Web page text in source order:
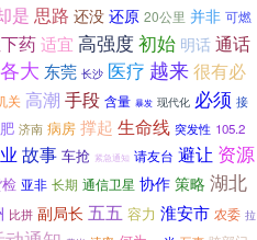
是 思路 还没 还原 20公里 并非 可燃
药适宜 高强度初始 明话 通话
各大 东莞 长沙 医疗 越来很有必
关 高潮 手段 含量 暴发 现代化 必须 接
济南 病房 撑起 生命线 突发性 105.2
故事 车抢 紧急通知 请友台 避让 资源
亚非 长期 通信卫星 协作 策略 湖北
比拼 副局长 五五 容力 淮安市 农委 拉